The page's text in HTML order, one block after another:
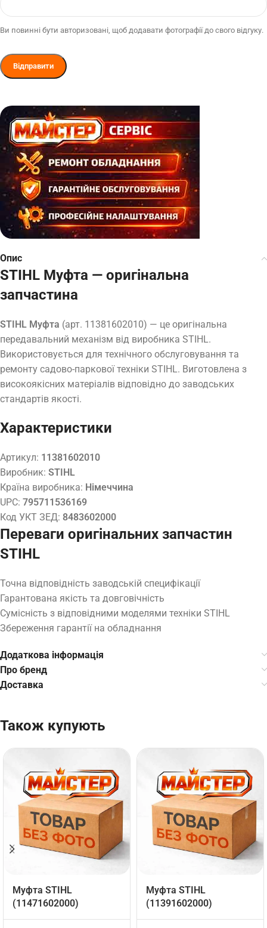
Ви повинні бути авторизовані, щоб додавати фотографії до свого відгуку.
Опис
STIHL Муфта — оригінальна
запчастина
STIHL Муфта (арт. 11381602010) — це оригінальна
передавальний механізм від виробника STIHL.
Використовується для технічного обслуговування та
ремонту садово-паркової техніки STIHL. Виготовлена з
високоякісних матеріалів відповідно до заводських
стандартів якості.
Характеристики
Артикул: 11381602010
Виробник: STIHL
Країна виробника: Німеччина
UPC: 795711536169
Код УКТ ЗЕД: 8483602000
Переваги оригінальних запчастин
STIHL
Точна відповідність заводській специфікації
Гарантована якість та довговічність
Сумісність з відповідними моделями техніки STIHL
Збереження гарантії на обладнання
Додаткова інформація
Про бренд
Доставка
Також купують
Муфта STIHL
(11471602000)
Муфта STIHL
(11391602000)